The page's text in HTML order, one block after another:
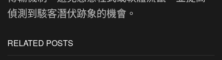
偵測到駭客潛伏跡象的機會。
RELATED POSTS